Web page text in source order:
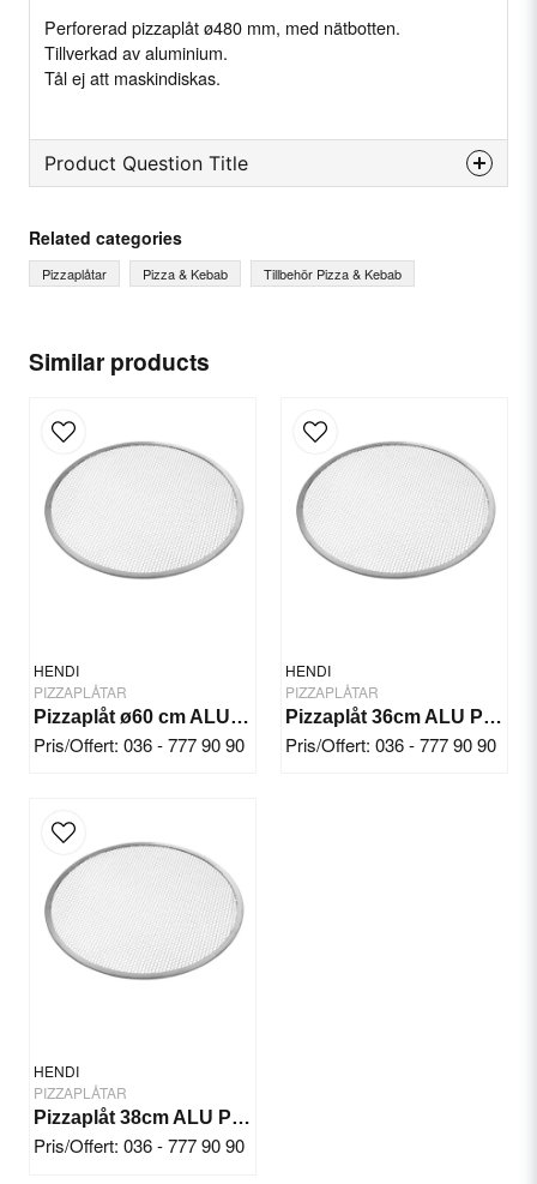
Similar products
HENDI
PIZZAPLÅTAR
Pizzaplåt ø60 cm ALU Perf.
Pris/Offert: 036 - 777 90 90
HENDI
PIZZAPLÅTAR
Pizzaplåt 36cm ALU Perf.
Pris/Offert: 036 - 777 90 90
HENDI
PIZZAPLÅTAR
Pizzaplåt 38cm ALU Perf.
Pris/Offert: 036 - 777 90 90
Perforerad pizzaplåt ø480 mm, med nätbotten.
Tillverkad av aluminium.
Tål ej att maskindiskas.
Product Question Title
Ask us something about this product...
Name
email
Email
Yes, you can publish my question.
Related categories
Pizzaplåtar Pizza & Kebab Tillbehör Pizza & Kebab